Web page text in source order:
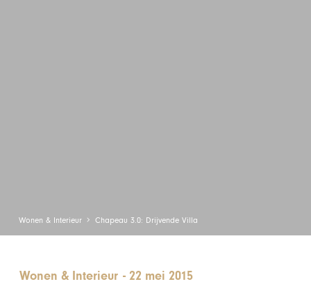
Wonen & Interieur Chapeau 3.0: Drijvende Villa
Wonen & Interieur -22 mei 2015